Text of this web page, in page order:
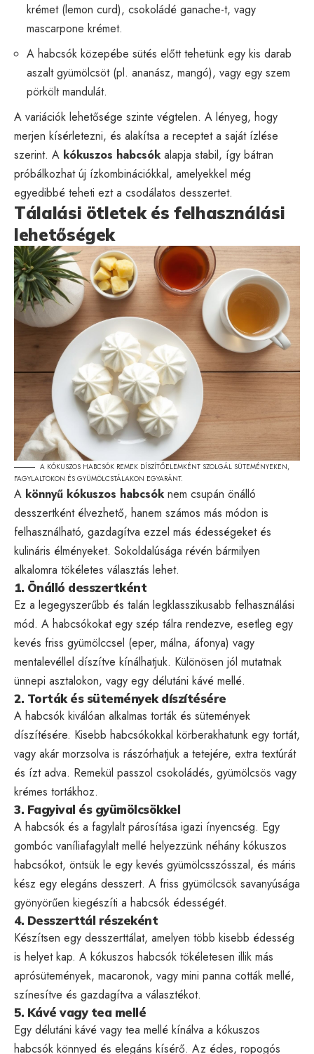
krémet (lemon curd), csokoládé ganache-t, vagy
mascarpone krémet.
A habcsók közepébe sütés előtt tehetünk egy kis darab
aszalt gyümölcsöt (pl. ananász, mangó), vagy egy szem
pörkölt mandulát.
A variációk lehetősége szinte végtelen. A lényeg, hogy
merjen kísérletezni, és alakítsa a receptet a saját ízlése
szerint. A kókuszos habcsók alapja stabil, így bátran
próbálkozhat új ízkombinációkkal, amelyekkel még
egyedibbé teheti ezt a csodálatos desszertet.
Tálalási ötletek és felhasználási
lehetőségek
A KÓKUSZOS HABCSÓK REMEK DÍSZÍTŐELEMKÉNT SZOLGÁL SÜTEMÉNYEKEN,
FAGYLALTOKON ÉS GYÜMÖLCSTÁLAKON EGYARÁNT.
A könnyű kókuszos habcsók nem csupán önálló
desszertként élvezhető, hanem számos más módon is
felhasználható, gazdagítva ezzel más édességeket és
kulináris élményeket. Sokoldalúsága révén bármilyen
alkalomra tökéletes választás lehet.
1. Önálló desszertként
Ez a legegyszerűbb és talán legklasszikusabb felhasználási
mód. A habcsókokat egy szép tálra rendezve, esetleg egy
kevés friss gyümölccsel (eper, málna, áfonya) vagy
mentalevéllel díszítve kínálhatjuk. Különösen jól mutatnak
ünnepi asztalokon, vagy egy délutáni kávé mellé.
2. Torták és sütemények díszítésére
A habcsók kiválóan alkalmas torták és sütemények
díszítésére. Kisebb habcsókokkal körberakhatunk egy tortát,
vagy akár morzsolva is rászórhatjuk a tetejére, extra textúrát
és ízt adva. Remekül passzol csokoládés, gyümölcsös vagy
krémes tortákhoz.
3. Fagyival és gyümölcsökkel
A habcsók és a fagylalt párosítása igazi ínyencség. Egy
gombóc vaníliafagylalt mellé helyezzünk néhány kókuszos
habcsókot, öntsük le egy kevés gyümölcsszósszal, és máris
kész egy elegáns desszert. A friss gyümölcsök savanyúsága
gyönyörűen kiegészíti a habcsók édességét.
4. Desszerttál részeként
Készítsen egy desszerttálat, amelyen több kisebb édesség
is helyet kap. A kókuszos habcsók tökéletesen illik más
aprósütemények, macaronok, vagy mini panna cották mellé,
színesítve és gazdagítva a választékot.
5. Kávé vagy tea mellé
Egy délutáni kávé vagy tea mellé kínálva a kókuszos
habcsók könnyed és elegáns kísérő. Az édes, ropogós